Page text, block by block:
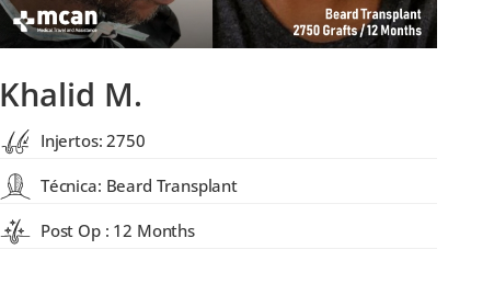
Khalid M.
Injertos: 2750
Técnica: Beard Transplant
Post Op : 12 Months